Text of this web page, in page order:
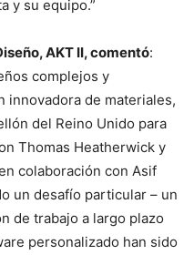
y su equipo.”
AKT II, comentó:
complejos y
innovadora de materiales,
del Reino Unido para
Thomas Heatherwick y
colaboración con Asif
un desafío particular – un
de trabajo a largo plazo
personalizado han sido